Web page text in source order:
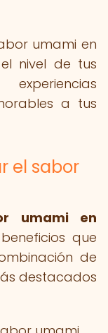
umami en
nivel de tus
a tus
el sabor
umami en
que
de
destacados